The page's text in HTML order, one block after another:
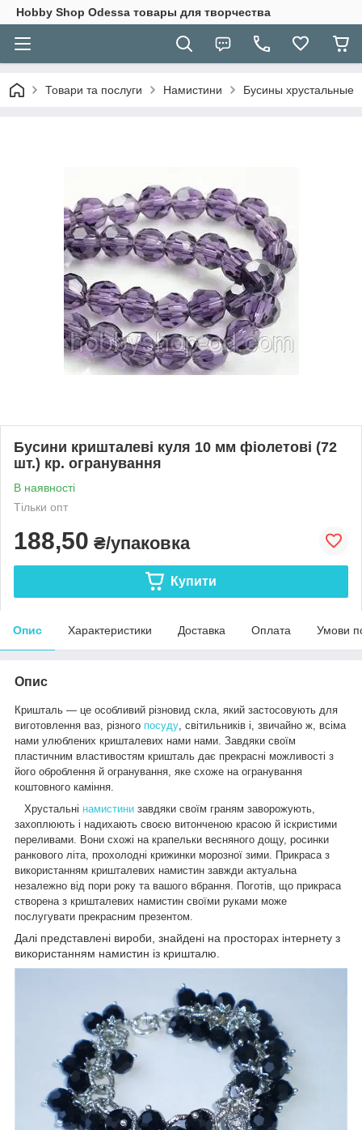
Hobbу Shop Odessa товары для творчества
Товари та послуги Намистини Бусины хрустальные
Бусини кришталеві куля 10 мм фіолетові (72
шт.) кр. огранування
В наявності
Тільки опт
188,50 ₴/упаковка
Купити
Опис Характеристики Доставка Оплата Умови
Опис
Кришталь — це особливий різновид скла, який застосовують для
виготовлення ваз, різного посуду , світильників і, звичайно ж, всіма
нами улюблених кришталевих нами нами. Завдяки своїм
пластичним властивостям кришталь дає прекрасні можливості з
його оброблення й огранування, яке схоже на огранування
коштовного каміння.
Хрустальні намистини завдяки своїм граням заворожують,
захоплюють і надихають своєю витонченою красою й іскристими
переливами. Вони схожі на крапельки весняного дощу, росинки
ранкового літа, прохолодні крижинки морозної зими. Прикраса з
використанням кришталевих намистин завжди актуальна
незалежно від пори року та вашого вбрання. Поготів, що прикраса
створена з кришталевих намистин своїми руками може
послугувати прекрасним презентом.
Далі представлені вироби, знайдені на просторах інтернету з
використанням намистин із кришталю.